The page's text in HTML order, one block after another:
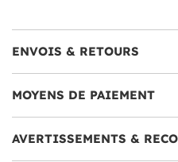
ENVOIS & RETOURS
MOYENS DE PAIEMENT
AVERTISSEMENTS &